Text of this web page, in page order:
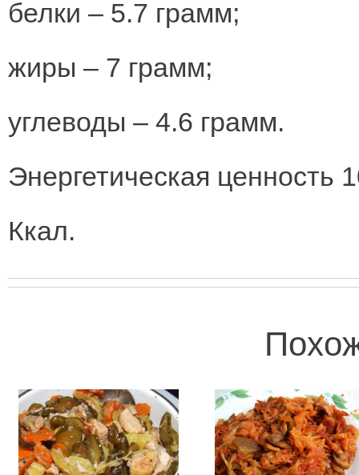
белки – 5.7 грамм;
жиры – 7 грамм;
углеводы – 4.6 грамм.
Энергетическая ценность
Ккал.